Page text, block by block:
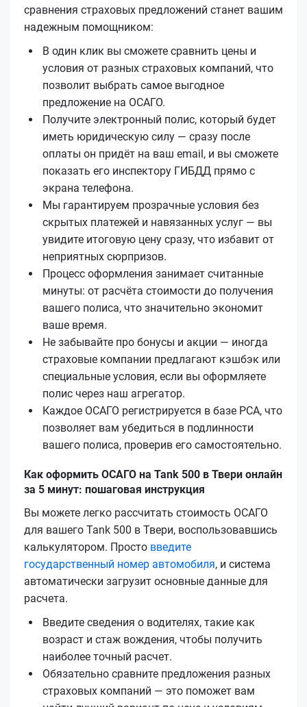
сравнения страховых предложений станет вашим
надежным помощником:
В один клик вы сможете сравнить цены и
условия от разных страховых компаний, что
позволит выбрать самое выгодное
предложение на ОСАГО.
Получите электронный полис, который будет
иметь юридическую силу — сразу после
оплаты он придёт на ваш email, и вы сможете
показать его инспектору ГИБДД прямо с
экрана телефона.
Мы гарантируем прозрачные условия без
скрытых платежей и навязанных услуг — вы
увидите итоговую цену сразу, что избавит от
неприятных сюрпризов.
Процесс оформления занимает считанные
минуты: от расчёта стоимости до получения
вашего полиса, что значительно экономит
ваше время.
Не забывайте про бонусы и акции — иногда
страховые компании предлагают кэшбэк или
специальные условия, если вы оформляете
полис через наш агрегатор.
Каждое ОСАГО регистрируется в базе РСА, что
позволяет вам убедиться в подлинности
вашего полиса, проверив его самостоятельно.
Как оформить ОСАГО на Tank 500 в Твери онлайн
за 5 минут: пошаговая инструкция
Вы можете легко рассчитать стоимость ОСАГО
для вашего Tank 500 в Твери, воспользовавшись
калькулятором. Просто введите
государственный номер автомобиля, и система
автоматически загрузит основные данные для
расчета.
Введите сведения о водителях, такие как
возраст и стаж вождения, чтобы получить
наиболее точный расчет.
Обязательно сравните предложения разных
страховых компаний — это поможет вам